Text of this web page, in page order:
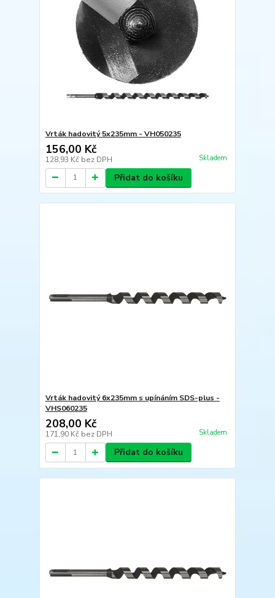
Vrták hadovitý 5x235mm - VH050235
156,00 Kč
128,93 Kč bez DPH Skladem
Přidat do košíku
Vrták hadovitý 6x235mm s upínáním SDS-plus -
VHS060235
208,00 Kč
171,90 Kč bez DPH Skladem
Přidat do košíku